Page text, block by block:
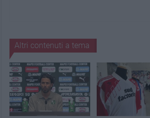
Altri contenuti a tema